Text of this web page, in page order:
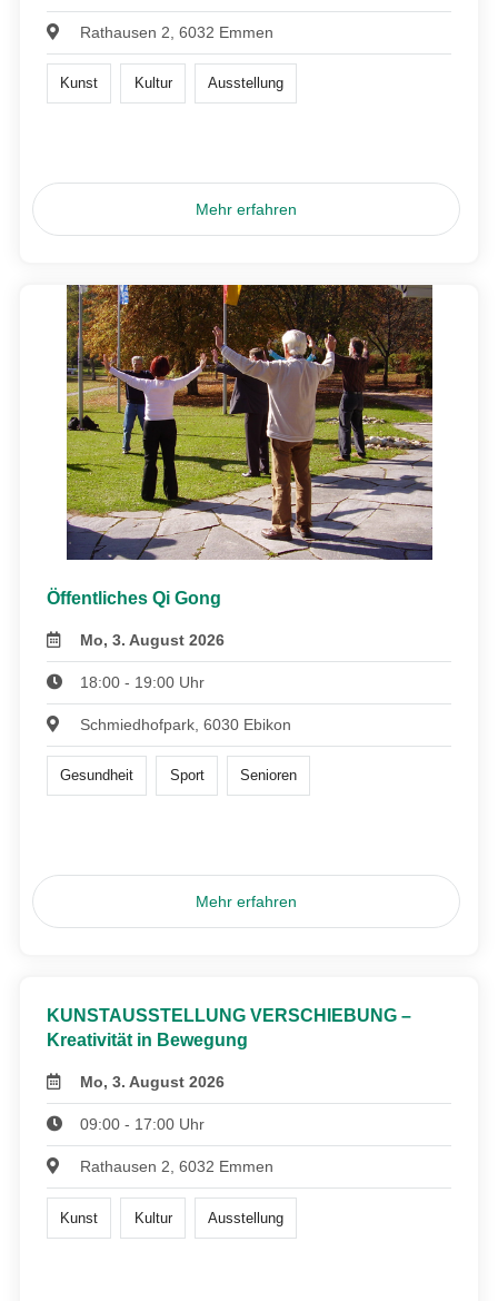
Rathausen 2, 6032 Emmen
Kunst Kultur Ausstellung
Mehr erfahren
Öffentliches Qi Gong
Mo, 3. August 2026
18:00 - 19:00 Uhr
Schmiedhofpark, 6030 Ebikon
Gesundheit Sport Senioren
Mehr erfahren
KUNSTAUSSTELLUNG VERSCHIEBUNG –
Kreativität in Bewegung
Mo, 3. August 2026
09:00 - 17:00 Uhr
Rathausen 2, 6032 Emmen
Kunst Kultur Ausstellung